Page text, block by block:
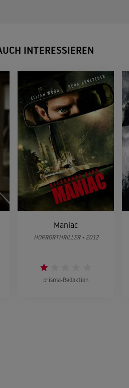
INTERESSIEREN
Maniac
HORRORTHRILLER • 2012
prisma-Redaktion